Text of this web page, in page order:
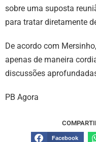
sobre uma suposta
para tratar diretamente
De acordo com
apenas de maneira
discussões
PB Agora
Facebook